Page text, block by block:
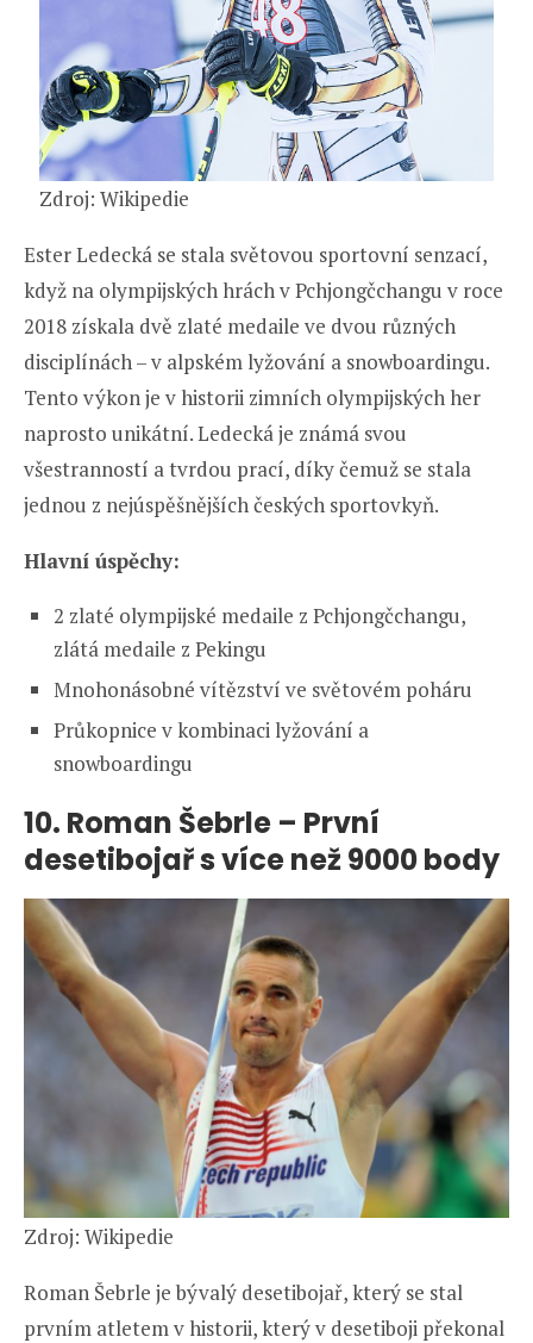
Zdroj: Wikipedie
Ester Ledecká se stala světovou sportovní senzací,
když na olympijských hrách v Pchjongčchangu v roce
2018 získala dvě zlaté medaile ve dvou různých
disciplínách – v alpském lyžování a snowboardingu.
Tento výkon je v historii zimních olympijských her
naprosto unikátní. Ledecká je známá svou
všestranností a tvrdou prací, díky čemuž se stala
jednou z nejúspěšnějších českých sportovkyň.
Hlavní úspěchy:
2 zlaté olympijské medaile z Pchjongčchangu,
zlátá medaile z Pekingu
Mnohonásobné vítězství ve světovém poháru
Průkopnice v kombinaci lyžování a
snowboardingu
10. Roman Šebrle – První
desetibojař s více než 9000 body
Zdroj: Wikipedie
Roman Šebrle je bývalý desetibojař, který se stal
prvním atletem v historii, který v desetiboji překonal